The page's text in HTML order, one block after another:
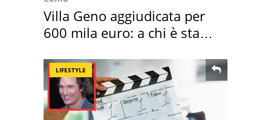
Villa Geno aggiudicata per
600 mila euro: a chi è stata
LIFESTYLE